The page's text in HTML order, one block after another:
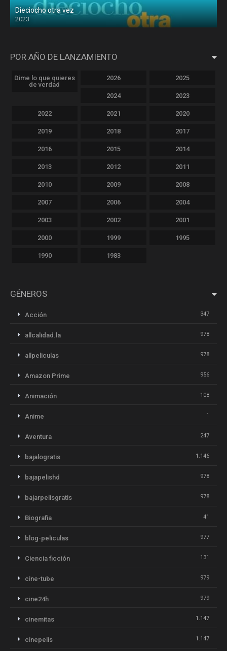
Dieciocho otra vez
2023
POR AÑO DE LANZAMIENTO
Dime lo que quieres
de verdad
2026 2025
2024 2023
2022 2021 2020
2019 2018 2017
2016 2015 2014
2013 2012 2011
2010 2009 2008
2007 2006 2004
2003 2002 2001
2000 1999 1995
1990 1983
GÉNEROS
Acción 347
allcalidad.la 978
allpeliculas 978
Amazon Prime 956
Animación 108
Anime 1
Aventura 247
bajalogratis 1.146
bajapelishd 978
bajarpelisgratis 978
Biografia 41
blog-peliculas 977
Ciencia ficción 131
cine-tube 979
cine24h 979
cinemitas 1.147
cinepelis 1.147